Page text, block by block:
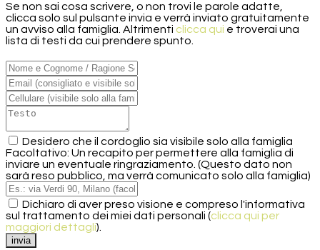
Se non sai cosa scrivere, o non trovi le parole adatte,
clicca solo sul pulsante invia e verrà inviato gratuitamente
un avviso alla famiglia. Altrimenti clicca qui e troverai una
lista di testi da cui prendere spunto.
Desidero che il cordoglio sia visibile solo alla famiglia
Facoltativo: Un recapito per permettere alla famiglia di
inviare un eventuale ringraziamento. (Questo dato non
sarà reso pubblico, ma verrà comunicato solo alla famiglia)
Dichiaro di aver preso visione e compreso l'informativa
sul trattamento dei miei dati personali (clicca qui per
maggiori dettagli).